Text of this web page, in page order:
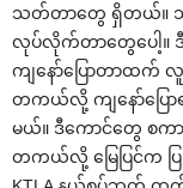
သတ်တာတွေ ရှိတယ်။ သူတို့
လုပ်လိုက်တာတွေပေါ့။ ဒီ
ကျနော်ပြောတာထက်
တကယ်လို့ ကျနော်ပြေ
မယ်။ ဒီကောင်တွေ စကာ
တကယ်လို့ မြေပြင်က